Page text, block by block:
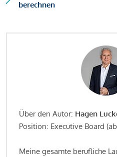
berechnen
Über den Autor: Hagen
Position: Executive Board
Meine gesamte berufliche